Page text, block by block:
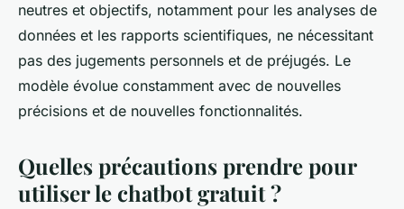
neutres et objectifs, notamment pour les analyses de
données et les rapports scientifiques, ne nécessitant
pas des jugements personnels et de préjugés. Le
modèle évolue constamment avec de nouvelles
précisions et de nouvelles fonctionnalités.
Quelles précautions prendre pour
utiliser le chatbot gratuit ?